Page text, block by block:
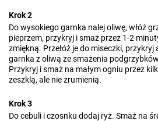
Krok 2
Do wysokiego garnka nalej oliwę, włóż
pieprzem, przykryj i smaż przez 1-2
zmiękną. Przełóż je do miseczki, przykryj
garnka z oliwą ze smażenia
Przykryj i smaż na małym ogniu przez
zeszklą, ale nie zrumienią.
Krok 3
Do cebuli i czosnku dodaj ryż. Smaż na